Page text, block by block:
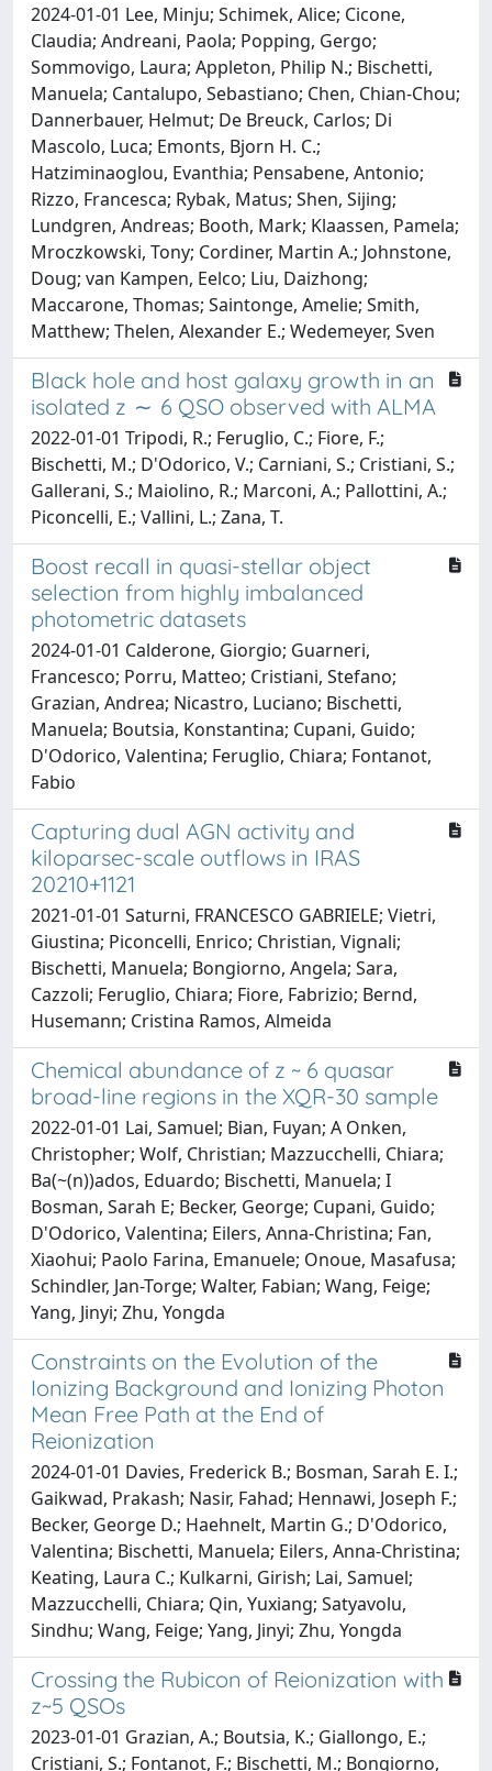
2024-01-01 Lee, Minju; Schimek, Alice; Cicone,
Claudia; Andreani, Paola; Popping, Gergo;
Sommovigo, Laura; Appleton, Philip N.; Bischetti,
Manuela; Cantalupo, Sebastiano; Chen, Chian-Chou;
Dannerbauer, Helmut; De Breuck, Carlos; Di
Mascolo, Luca; Emonts, Bjorn H. C.;
Hatziminaoglou, Evanthia; Pensabene, Antonio;
Rizzo, Francesca; Rybak, Matus; Shen, Sijing;
Lundgren, Andreas; Booth, Mark; Klaassen, Pamela;
Mroczkowski, Tony; Cordiner, Martin A.; Johnstone,
Doug; van Kampen, Eelco; Liu, Daizhong;
Maccarone, Thomas; Saintonge, Amelie; Smith,
Matthew; Thelen, Alexander E.; Wedemeyer, Sven
Black hole and host galaxy growth in an
isolated z ∼ 6 QSO observed with ALMA
2022-01-01 Tripodi, R.; Feruglio, C.; Fiore, F.;
Bischetti, M.; D'Odorico, V.; Carniani, S.; Cristiani, S.;
Gallerani, S.; Maiolino, R.; Marconi, A.; Pallottini, A.;
Piconcelli, E.; Vallini, L.; Zana, T.
Boost recall in quasi-stellar object
selection from highly imbalanced
photometric datasets
2024-01-01 Calderone, Giorgio; Guarneri,
Francesco; Porru, Matteo; Cristiani, Stefano;
Grazian, Andrea; Nicastro, Luciano; Bischetti,
Manuela; Boutsia, Konstantina; Cupani, Guido;
D'Odorico, Valentina; Feruglio, Chiara; Fontanot,
Fabio
Capturing dual AGN activity and
kiloparsec-scale outflows in IRAS
20210+1121
2021-01-01 Saturni, FRANCESCO GABRIELE; Vietri,
Giustina; Piconcelli, Enrico; Christian, Vignali;
Bischetti, Manuela; Bongiorno, Angela; Sara,
Cazzoli; Feruglio, Chiara; Fiore, Fabrizio; Bernd,
Husemann; Cristina Ramos, Almeida
Chemical abundance of z ~ 6 quasar
broad-line regions in the XQR-30 sample
2022-01-01 Lai, Samuel; Bian, Fuyan; A Onken,
Christopher; Wolf, Christian; Mazzucchelli, Chiara;
Ba(~(n))ados, Eduardo; Bischetti, Manuela; I
Bosman, Sarah E; Becker, George; Cupani, Guido;
D'Odorico, Valentina; Eilers, Anna-Christina; Fan,
Xiaohui; Paolo Farina, Emanuele; Onoue, Masafusa;
Schindler, Jan-Torge; Walter, Fabian; Wang, Feige;
Yang, Jinyi; Zhu, Yongda
Constraints on the Evolution of the
Ionizing Background and Ionizing Photon
Mean Free Path at the End of
Reionization
2024-01-01 Davies, Frederick B.; Bosman, Sarah E. I.;
Gaikwad, Prakash; Nasir, Fahad; Hennawi, Joseph F.;
Becker, George D.; Haehnelt, Martin G.; D'Odorico,
Valentina; Bischetti, Manuela; Eilers, Anna-Christina;
Keating, Laura C.; Kulkarni, Girish; Lai, Samuel;
Mazzucchelli, Chiara; Qin, Yuxiang; Satyavolu,
Sindhu; Wang, Feige; Yang, Jinyi; Zhu, Yongda
Crossing the Rubicon of Reionization with
z~5 QSOs
2023-01-01 Grazian, A.; Boutsia, K.; Giallongo, E.;
Cristiani, S.; Fontanot, F.; Bischetti, M.; Bongiorno,